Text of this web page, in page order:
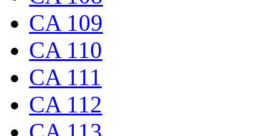
CA 109
CA 110
CA 111
CA 112